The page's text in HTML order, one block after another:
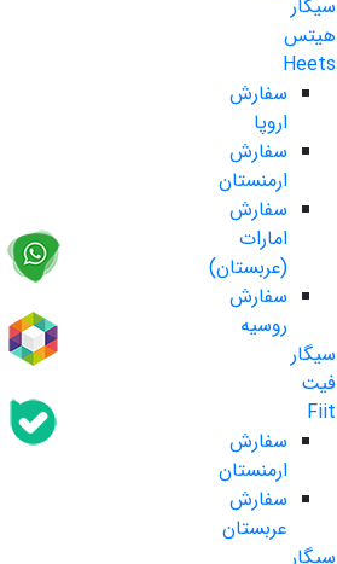
سیگار
هیتس
Heets
سفارش
اروپا
سفارش
ارمنستان
سفارش
امارات
(عربستان)
سفارش
روسیه
سیگار
فیت
Fiit
سفارش
ارمنستان
سفارش
عربستان
سیگار